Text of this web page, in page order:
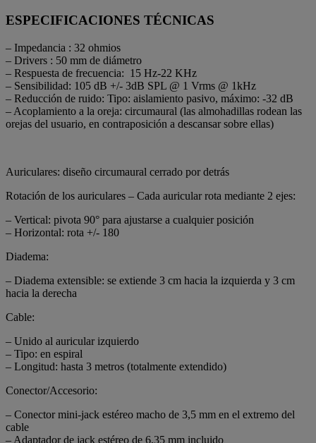
ESPECIFICACIONES TÉCNICAS
– Impedancia : 32 ohmios
– Drivers : 50 mm de diámetro
– Respuesta de frecuencia: 15 Hz-22 KHz
– Sensibilidad: 105 dB +/- 3dB SPL @ 1 Vrms @ 1kHz
– Reducción de ruido: Tipo: aislamiento pasivo, máximo: -32 dB
– Acoplamiento a la oreja: circumaural (las almohadillas rodean las
orejas del usuario, en contraposición a descansar sobre ellas)
Auriculares: diseño circumaural cerrado por detrás
Rotación de los auriculares – Cada auricular rota mediante 2 ejes:
– Vertical: pivota 90° para ajustarse a cualquier posición
– Horizontal: rota +/- 180
Diadema:
– Diadema extensible: se extiende 3 cm hacia la izquierda y 3 cm
hacia la derecha
Cable:
– Unido al auricular izquierdo
– Tipo: en espiral
– Longitud: hasta 3 metros (totalmente extendido)
Conector/Accesorio:
– Conector mini-jack estéreo macho de 3,5 mm en el extremo del
cable
– Adaptador de jack estéreo de 6,35 mm incluido